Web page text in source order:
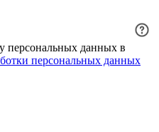
персональных данных в
персональных данных